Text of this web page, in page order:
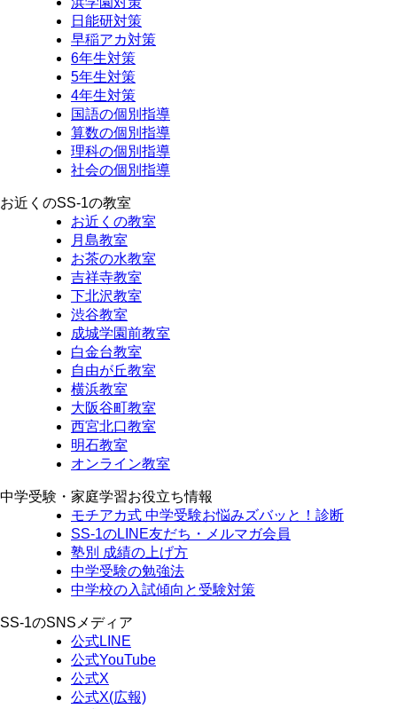
日能研対策
早稲アカ対策
6年生対策
5年生対策
4年生対策
国語の個別指導
算数の個別指導
理科の個別指導
社会の個別指導
お近くのSS-1の教室
お近くの教室
月島教室
お茶の水教室
吉祥寺教室
下北沢教室
渋谷教室
成城学園前教室
白金台教室
自由が丘教室
横浜教室
大阪谷町教室
西宮北口教室
明石教室
オンライン教室
中学受験・家庭学習お役立ち情報
モチアカ式 中学受験お悩みズバッと！診断
SS-1のLINE友だち・メルマガ会員
塾別 成績の上げ方
中学受験の勉強法
中学校の入試傾向と受験対策
SS-1のSNSメディア
公式LINE
公式YouTube
公式X
公式X(広報)